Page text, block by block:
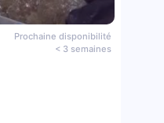
Prochaine disponibilité
< 3 semaines